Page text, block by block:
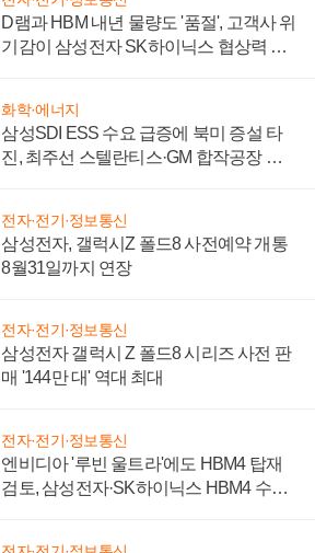
D램과 HBM 내년 물량도 '품절', 고객사 위
기감이 삼성전자 SK하이닉스 협상력 더
화학·에너지
삼성SDI ESS 수요 급증에 북미 증설 타
진, 최주선 스텔란티스·GM 합작공장 건
전자·전기·정보통신
삼성전자, 갤럭시Z 폴드8 사전예약 개통
8월31일까지 연장
전자·전기·정보통신
삼성전자 갤럭시 Z 폴드8 시리즈 사전 판
매 '144만 대' 역대 최대
전자·전기·정보통신
엔비디아 '루빈 울트라'에도 HBM4 탑재
검토, 삼성전자·SK하이닉스 HBM4 수율